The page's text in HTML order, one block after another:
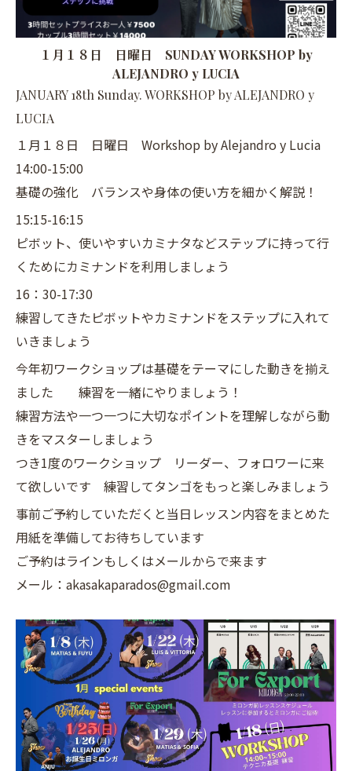
１月１８日 日曜日 SUNDAY WORKSHOP by
ALEJANDRO y LUCIA
JANUARY 18th Sunday. WORKSHOP by ALEJANDRO y
LUCIA
１月１８日 日曜日 Workshop by Alejandro y Lucia
14:00-15:00
基礎の強化 バランスや身体の使い方を細かく解説！
15:15-16:15
ピボット、使いやすいカミナタなどステップに持って行
くためにカミナンドを利用しましょう
16：30-17:30
練習してきたピボットやカミナンドをステップに入れて
いきましょう
今年初ワークショップは基礎をテーマにした動きを揃え
ました 練習を一緒にやりましょう！
練習方法や一つ一つに大切なポイントを理解しながら動
きをマスターしましょう
つき1度のワークショップ リーダー、フォロワーに来
て欲しいです 練習してタンゴをもっと楽しみましょう
事前ご予約していただくと当日レッスン内容をまとめた
用紙を準備してお待ちしています
ご予約はラインもしくはメールからで来ます
メール：akasakaparados@gmail.com